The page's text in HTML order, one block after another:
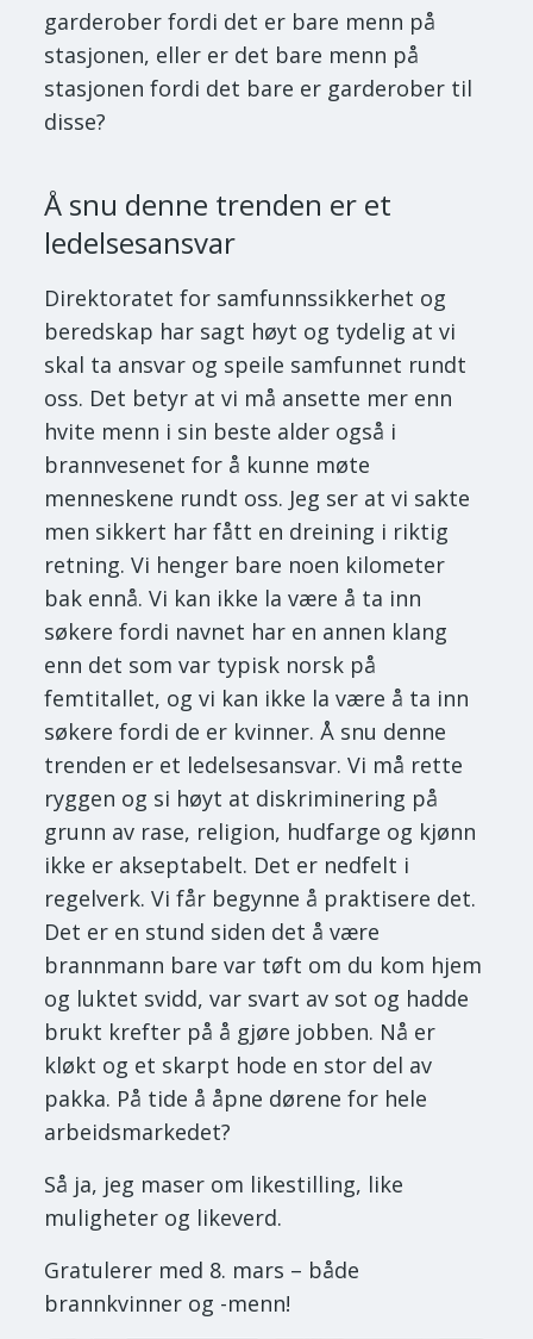
garderober fordi det er bare menn på
stasjonen, eller er det bare menn på
stasjonen fordi det bare er garderober til
disse?
Å snu denne trenden er et
ledelsesansvar
Direktoratet for samfunnssikkerhet og
beredskap har sagt høyt og tydelig at vi
skal ta ansvar og speile samfunnet rundt
oss. Det betyr at vi må ansette mer enn
hvite menn i sin beste alder også i
brannvesenet for å kunne møte
menneskene rundt oss. Jeg ser at vi sakte
men sikkert har fått en dreining i riktig
retning. Vi henger bare noen kilometer
bak ennå. Vi kan ikke la være å ta inn
søkere fordi navnet har en annen klang
enn det som var typisk norsk på
femtitallet, og vi kan ikke la være å ta inn
søkere fordi de er kvinner. Å snu denne
trenden er et ledelsesansvar. Vi må rette
ryggen og si høyt at diskriminering på
grunn av rase, religion, hudfarge og kjønn
ikke er akseptabelt. Det er nedfelt i
regelverk. Vi får begynne å praktisere det.
Det er en stund siden det å være
brannmann bare var tøft om du kom hjem
og luktet svidd, var svart av sot og hadde
brukt krefter på å gjøre jobben. Nå er
kløkt og et skarpt hode en stor del av
pakka. På tide å åpne dørene for hele
arbeidsmarkedet?
Så ja, jeg maser om likestilling, like
muligheter og likeverd.
Gratulerer med 8. mars – både
brannkvinner og -menn!